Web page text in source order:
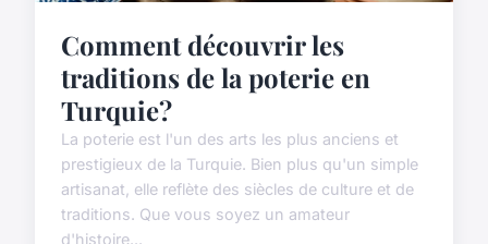
Comment découvrir les
traditions de la poterie en
Turquie?
La poterie est l'un des arts les plus anciens et
prestigieux de la Turquie. Bien plus qu'un simple
artisanat, elle reflète des siècles de culture et de
traditions. Que vous soyez un amateur
d'histoire...